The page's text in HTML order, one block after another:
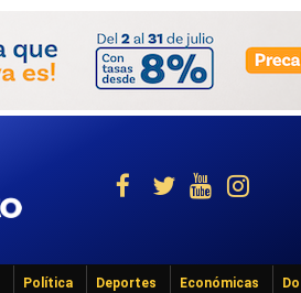
Política Deportes Económicas